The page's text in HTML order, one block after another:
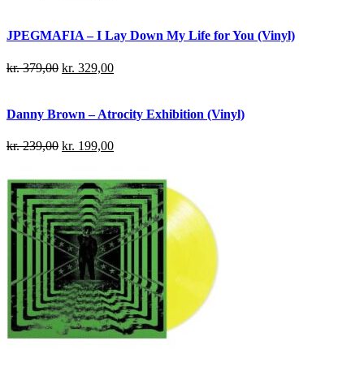
JPEGMAFIA – I Lay Down My Life for You (Vinyl)
kr.379,00 kr. 329,00
Danny Brown – Atrocity Exhibition (Vinyl)
kr.239,00 kr. 199,00